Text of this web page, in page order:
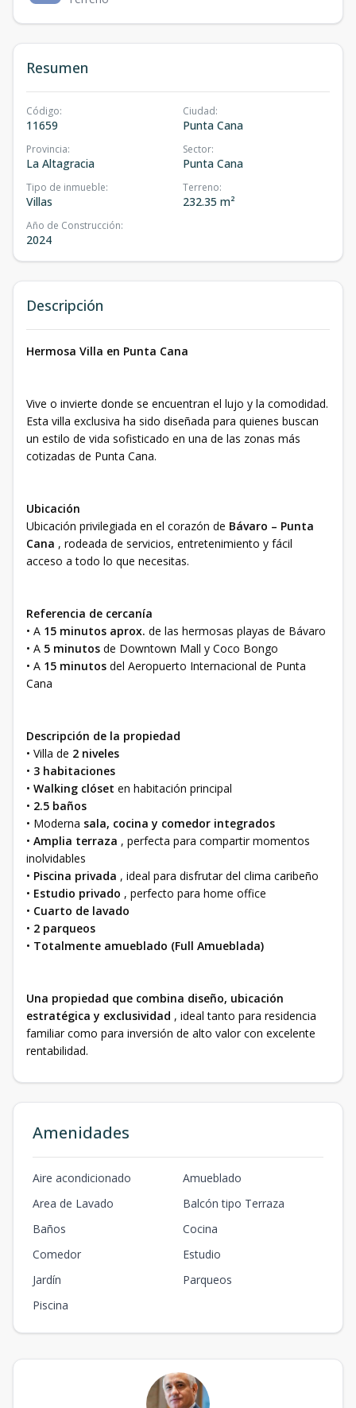
Resumen
Código:
11659
Ciudad:
Punta Cana
Provincia:
La Altagracia
Sector:
Punta Cana
Tipo de inmueble:
Villas
Terreno:
232.35 m²
Año de Construcción:
2024
Descripción
Hermosa Villa en Punta Cana
Vive o invierte donde se encuentran el lujo y la comodidad.
Esta villa exclusiva ha sido diseñada para quienes buscan
un estilo de vida sofisticado en una de las zonas más
cotizadas de Punta Cana.
Ubicación
Ubicación privilegiada en el corazón de Bávaro – Punta
Cana , rodeada de servicios, entretenimiento y fácil
acceso a todo lo que necesitas.
Referencia de cercanía
• A 15 minutos aprox. de las hermosas playas de Bávaro
• A 5 minutos de Downtown Mall y Coco Bongo
• A 15 minutos del Aeropuerto Internacional de Punta
Cana
Descripción de la propiedad
• Villa de 2 niveles
• 3 habitaciones
• Walking clóset en habitación principal
• 2.5 baños
• Moderna sala, cocina y comedor integrados
• Amplia terraza , perfecta para compartir momentos
inolvidables
• Piscina privada , ideal para disfrutar del clima caribeño
• Estudio privado , perfecto para home office
• Cuarto de lavado
• 2 parqueos
• Totalmente amueblado (Full Amueblada)
Una propiedad que combina diseño, ubicación
estratégica y exclusividad , ideal tanto para residencia
familiar como para inversión de alto valor con excelente
rentabilidad.
Amenidades
Aire acondicionado
Amueblado
Area de Lavado
Balcón tipo Terraza
Baños
Cocina
Comedor
Estudio
Jardín
Parqueos
Piscina